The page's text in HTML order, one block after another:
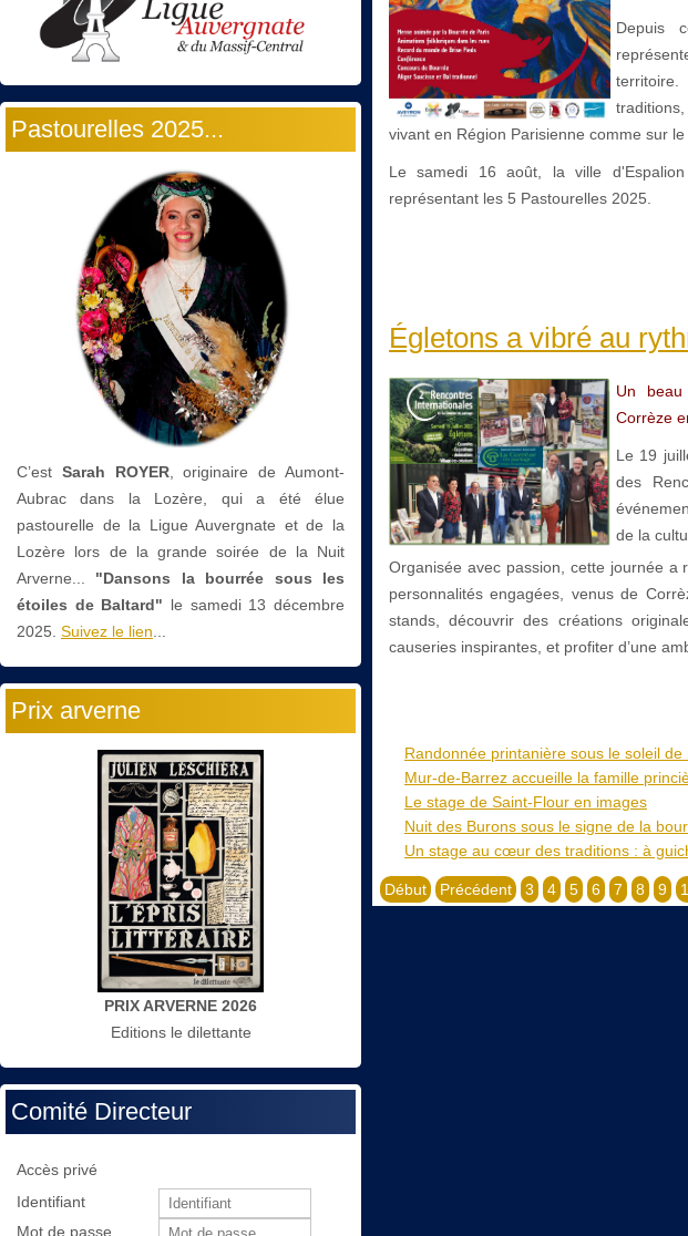
Pastourelles 2025...
C’est Sarah ROYER, originaire de Aumont-
Aubrac dans la Lozère, qui a été élue
pastourelle de la Ligue Auvergnate et de la
Lozère lors de la grande soirée de la Nuit
Arverne...
"Dansons la bourrée sous les
étoiles de Baltard" le samedi 13 décembre
2025. Suivez le lien
Prix arverne
PRIX ARVERNE 2026
Editions le dilettante
Comité Directeur
Accès privé
Identifiant
Mot de passe
Depuis
territoire.
vivant en Région Parisienne comme sur
Le samedi 16 août, la ville
représentant les 5 Pastourelles 2025.
Égletons a vibré au
Un
Corrèze
Le 19
des
de la
Organisée avec passion, cette journée a
personnalités engagées, venus de
stands, découvrir des créations
causeries inspirantes, et profiter d’une
Randonnée printanière sous le soleil de
Mur-de-Barrez accueille la famille
Le stage de Saint-Flour en images
Nuit des Burons sous le signe de la
Un stage au cœur des traditions : à
Début Précédent 3 4 5 6 7 8 9